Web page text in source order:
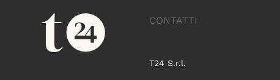
CONTATTI
T24 S.r.l.